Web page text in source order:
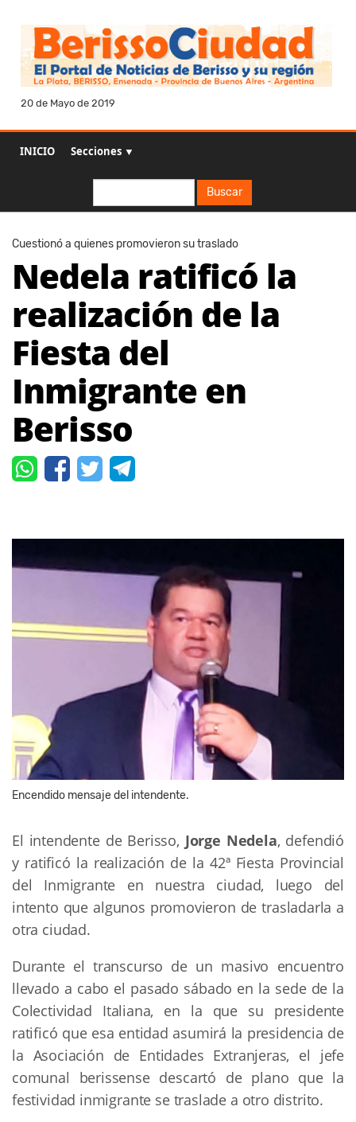
20 de Mayo de 2019
INICIO Secciones ▼
Buscar
Cuestionó a quienes promovieron su traslado
Nedela ratificó la
realización de la
Fiesta del
Inmigrante en
Berisso
Encendido mensaje del intendente.
El intendente de Berisso, Jorge Nedela, defendió
y ratificó la realización de la 42ª Fiesta Provincial
del Inmigrante en nuestra ciudad, luego del
intento que algunos promovieron de trasladarla a
otra ciudad.
Durante el transcurso de un masivo encuentro
llevado a cabo el pasado sábado en la sede de la
Colectividad Italiana, en la que su presidente
ratificó que esa entidad asumirá la presidencia de
la Asociación de Entidades Extranjeras, el jefe
comunal berissense descartó de plano que la
festividad inmigrante se traslade a otro distrito.